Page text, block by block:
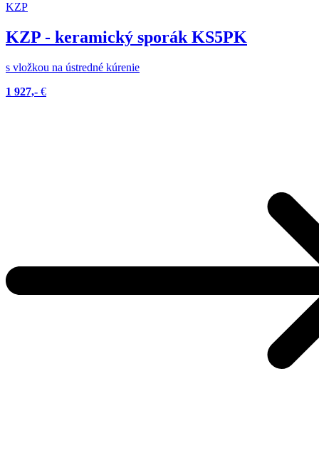
KZP
KZP - keramický sporák KS5PK
s vložkou na ústredné kúrenie
1 927,- €